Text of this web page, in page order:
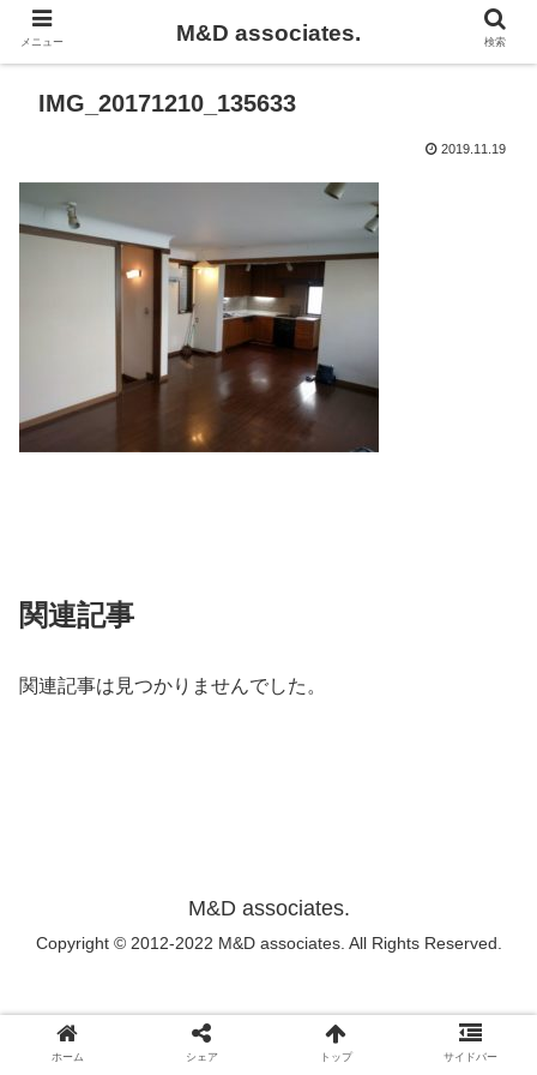
IMG_20171210_135633
2019.11.19
関連記事
関連記事は見つかりませんでした。
M&D associates.
Copyright © 2012-2022 M&D associates. All Rights Reserved.
メニュー M&D associates. 検索
ホーム シェア トップ サイドバー